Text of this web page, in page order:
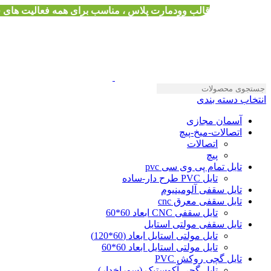
قالب وودمارت پلاس ، مناسب برای همه فعالیت
انتخاب دسته بندی
آسمان مجازی
اتصالات-میخ-پیچ
اتصالات
پیچ
تایل تمام پی وی سی pvc
تایل PVC طرح دار-ساده
تایل سقفی آلومینیوم
تایل سقفی معرق cnc
تایل سقفی CNC ابعاد 60*60
تایل سقفی مولتی استایل
تایل مولتی استایل ابعاد (60*120)
تایل مولتی استایل ابعاد 60*60
تایل گچی روکش PVC